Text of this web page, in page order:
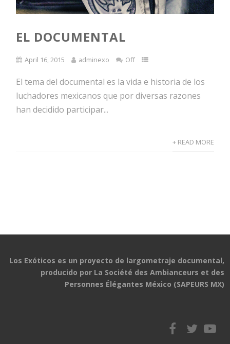
EL DOCUMENTAL
April 16, 2015 adminexo Off
El tema del documental es la vida e historia de los
luchadores mexicanos que por diversas razones
han decidido participar...
+ READ MORE
Los Exóticos es un proyecto de largometraje documental,
producido por La Société des Ambianceurs et des
Personnes Élégantes México (SAPEURS MX)